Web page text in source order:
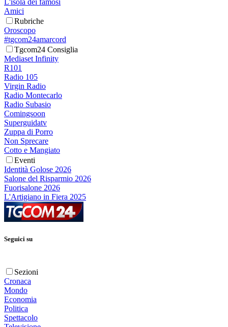
L'isola dei famosi
Amici
Rubriche
Oroscopo
#tgcom24amarcord
Tgcom24 Consiglia
Mediaset Infinity
R101
Radio 105
Virgin Radio
Radio Montecarlo
Radio Subasio
Comingsoon
Superguidatv
Zuppa di Porro
Non Sprecare
Cotto e Mangiato
Eventi
Identità Golose 2026
Salone del Risparmio 2026
Fuorisalone 2026
L'Artigiano in Fiera 2025
Seguici su
Sezioni
Cronaca
Mondo
Economia
Politica
Spettacolo